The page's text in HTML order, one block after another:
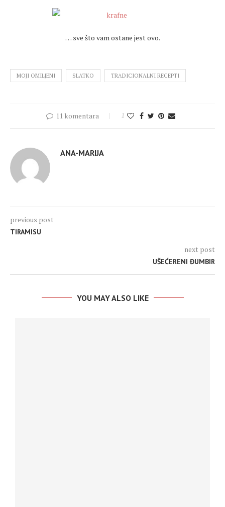
… sve što vam ostane jest ovo.
MOJI OMILJENI SLATKO TRADICIONALNI RECEPTI
11 komentara 1
ANA-MARIJA
previous post
TIRAMISU
next post
UŠEĆERENI ĐUMBIR
YOU MAY ALSO LIKE